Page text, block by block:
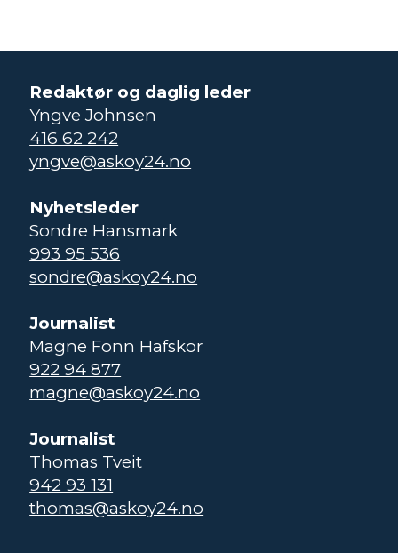
Redaktør og daglig leder
Yngve Johnsen
416 62 242
yngve@askoy24.no
Nyhetsleder
Sondre Hansmark
993 95 536
sondre@askoy24.no
Journalist
Magne Fonn Hafskor
922 94 877
magne@askoy24.no
Journalist
Thomas Tveit
942 93 131
thomas@askoy24.no